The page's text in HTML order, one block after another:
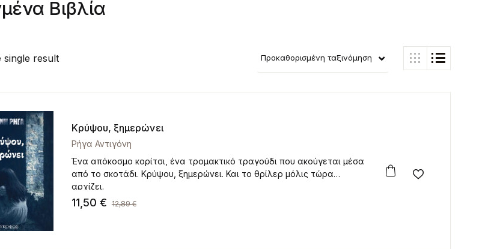
Βιβλία
single result Προκαθορισμένη ταξινόμηση
Κρύψου, ξημερώνει
Ρήγα Αντιγόνη
Ένα απόκοσμο κορίτσι, ένα τρομακτικό τραγούδι που ακούγεται μέσα
από το σκοτάδι. Κρύψου, ξημερώνει. Και το θρίλερ μόλις τώρα
αρχίζει.
11,50 € 12,89€
Add to wishlist